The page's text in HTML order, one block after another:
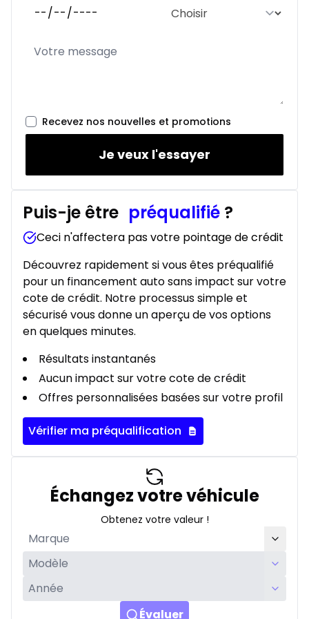
Location sur 24 mois
Recevez nos nouvelles et promotions
Je veux l'essayer
Puis-je être préqualifié ?
Ceci n'affectera pas votre pointage de crédit
Découvrez rapidement si vous êtes préqualifié
pour un financement auto sans impact sur votre
cote de crédit. Notre processus simple et
sécurisé vous donne un aperçu de vos options
en quelques minutes.
Résultats instantanés
Aucun impact sur votre cote de crédit
Offres personnalisées basées sur votre profil
Vérifier ma préqualification
Échangez votre véhicule
Obtenez votre valeur !
Évaluer